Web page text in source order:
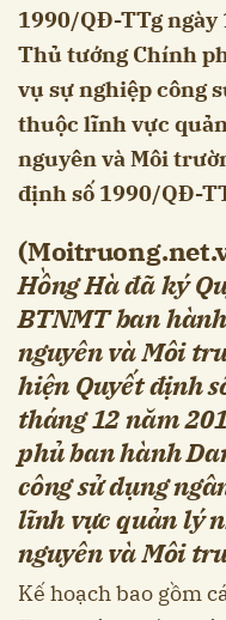
1990/QĐ-TTg ngày
Thủ tướng Chính
vụ sự nghiệp công
thuộc lĩnh vực
nguyên và Môi
định số 1990/QĐ-
Hồng Hà đã ký
BTNMT ban
nguyên và Môi
hiện Quyết định
tháng 12 năm
phủ ban hành
công sử dụng
lĩnh vực quản lý
nguyên và Môi
Kế hoạch bao gồm